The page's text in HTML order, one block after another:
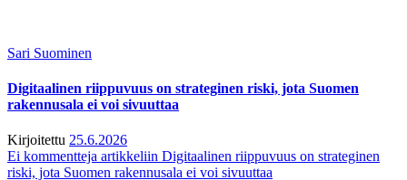
Sari Suominen
Digitaalinen riippuvuus on strateginen riski, jota Suomen
rakennusala ei voi sivuuttaa
Kirjoitettu 25.6.2026
Ei kommentteja artikkeliin Digitaalinen riippuvuus on strateginen
riski, jota Suomen rakennusala ei voi sivuuttaa